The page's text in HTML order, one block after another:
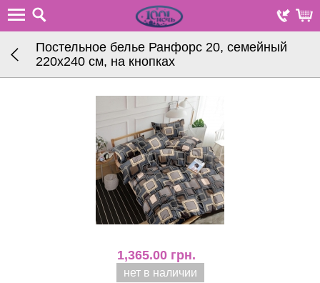
Постельное белье Ранфорс 20, семейный
220х240 см, на кнопках
1,365.00 грн.
нет в наличии